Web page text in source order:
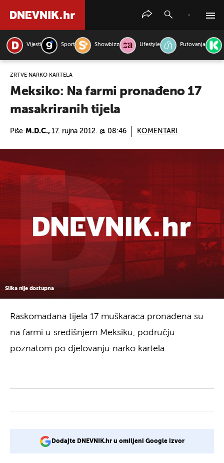
Vijesti Sport Showbizz Lifestyle Putovanja
ŽRTVE NARKO KARTELA
Meksiko: Na farmi pronađeno 17
masakriranih tijela
Piše M.D.C., 17. rujna 2012. @ 08:46 KOMENTARI
Slika nije dostupna
Raskomadana tijela 17 muškaraca pronađena su
na farmi u središnjem Meksiku, području
poznatom po djelovanju narko kartela.
Dodajte DNEVNIK.hr u omiljeni Google izvor
PRETRAŽITE VIJESTI